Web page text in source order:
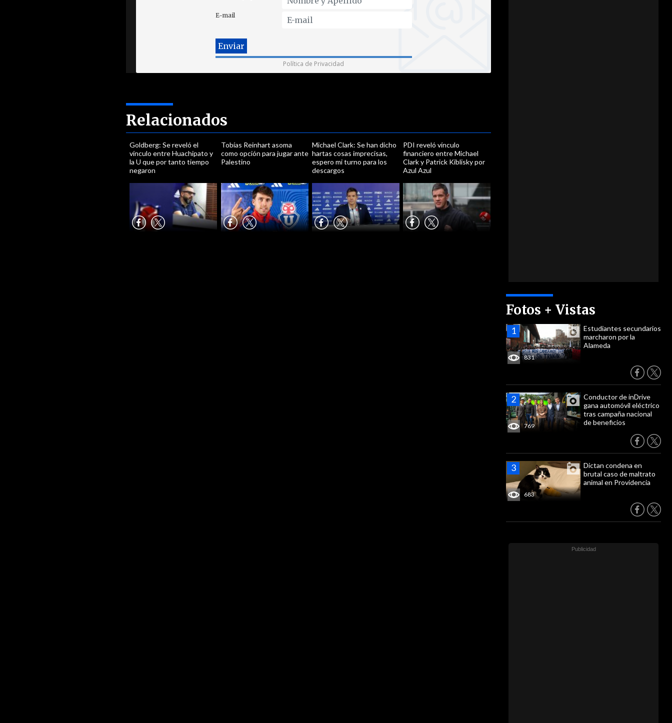
Fotos + Vistas
831
Estudiantes secundarios
marcharon por la
Alameda
769
Conductor de inDrive
gana automóvil eléctrico
tras campaña nacional
de beneficios
683
Dictan condena en
brutal caso de maltrato
animal en Providencia
E-mail
Política de Privacidad
Relacionados
Goldberg: Se reveló el
vínculo entre Huachipato y
la U que por tanto tiempo
negaron
Tobías Reinhart asoma
como opción para jugar ante
Palestino
Michael Clark: Se han dicho
hartas cosas imprecisas,
espero mi turno para los
descargos
PDI reveló vínculo
financiero entre Michael
Clark y Patrick Kiblisky por
Azul Azul